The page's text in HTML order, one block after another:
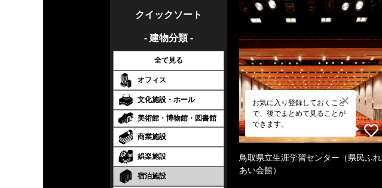
クイックソート
- 建物分類 -
全て見る
オフィス
文化施設・ホール
美術館・博物館・図書館
商業施設
娯楽施設
宿泊施設
お気に入り登録しておくこと
で、後でまとめて見ることが
できます。
鳥取県立生涯学習センター（県民ふれ
あい会館）